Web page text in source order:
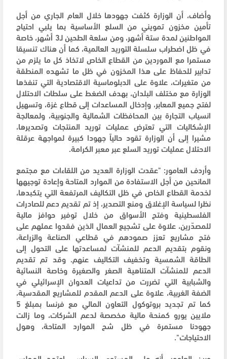
وأضاف، أن الوزارة كثفت جهودها خلال العام الجاري من أجل
تأمين مخزون تمويني من السلع الأساسية بما يلبي احتياج
المواطنين لمدة ستة أشهر، ومن سلعة الطحين لـ3 أشهر، خاصة
في ظل اضطراب سلسلة التوريد العالمية، كما أن هناك تنسيقا
مستمرا مع الموردين من القطاع الخاص لاتخاذ كل ما يلزم من
تدابير للحفاظ على هذا المخزون في ظل ما تشهده المنطقة
من متغيرات، علاوة على الدبلوماسية الاقتصادية التي تنفذها
الوزارة مع مختلف البلدان، بهدف الضغط على سلطات الاحتلال
لفتح جميع المعابر، وإدخال المساعدات إلى قطاع غزة، وتسهيل
انسياب التجارة بين المحافظات الشمالية والجنوبية، ولمعالجة
الإشكاليات التي تعترض عمليات توريد المنتجات وتصديرها،
مشيرا إلى أن الوزارة تقود حالياً جهودا كبيرة لمواجهة عرقلة
الاحتلال عمليات توريد السلع عبر معبر الكرامة.
وأردف العامور: "عقدت الوزارة العديد من اللقاءات مع مجتمع
المانحين من أجل الاستفادة من الموارد المتاحة وإعادة توجيهها
لخدمة القطاع الخاص في ظل التكاليف المرتفعة التي يتكبدها،
نظرا لسياسة الإغلاق ومنع التصدير، إذ تم تقديم دعم للصادرات
الفلسطينية وفتح الأسواق من خلال توفير حوافز مالية
للمصدّرين، علاوة على تشجيع العمال الذين فقدوا عملهم على
فتح مشاريع تعزز صمودهم في قطاعي الصناعة والزراعة،
ونقوم بتقديم الدعم للمنشآت لمساعدتها على التحول إلى
الطاقة الشمسية وتخفيف التكاليف عنهم. وقد تم تقديم
الدعم للمنشآت المتناهية الصغر والصغيرة وخاصة النسائية
والشبابية التي تضررت من تداعيات العدوان الإسرائيلي في
الضفة الغربية، علاوة على الدعم المقدم للمشاريع المقدسية،
كما تم تجديد بروتوكول التعاون المالي مع فرنسا بمبلغ 5
ملايين يورو كمنحة مالية مخصصة لدعم الشركات، وما زالت
جهودنا مستمرة في ظل شح الموارد المتاحة، وهول
الاحتياجات".